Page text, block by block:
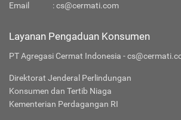
Email
:cs@cermati.com
Layanan Pengaduan Konsumen
PT Agregasi Cermat Indonesia -
Direktorat Jenderal Perlindungan
Konsumen dan Tertib Niaga
Kementerian Perdagangan RI